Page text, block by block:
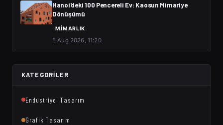
Hanoi'deki 100 Pencereli Ev: Kaosun Mimariye
Dönüşümü
MIMARLIK
5 Aug 2026, 11:20
KATEGORILER
Endüstriyel Tasarım
Grafik Tasarım